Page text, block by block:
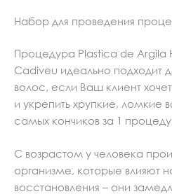
Набор для проведения
Процедура Рlastica de Argila
Cadiveu идеально подходит
волос, если Ваш клиент
и укрепить хрупкие, ломкие
самых кончиков за 1
С возрастом у человека
организме, которые влияют
восстановления – они